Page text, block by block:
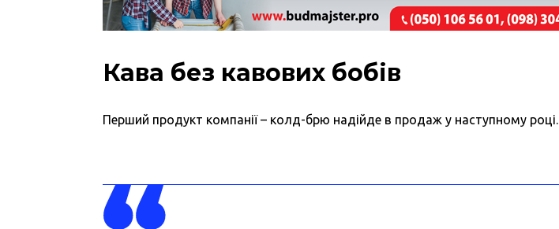
Кава без кавових бобів
Перший продукт компанії – колд-брю надійде в продаж у наступному році.